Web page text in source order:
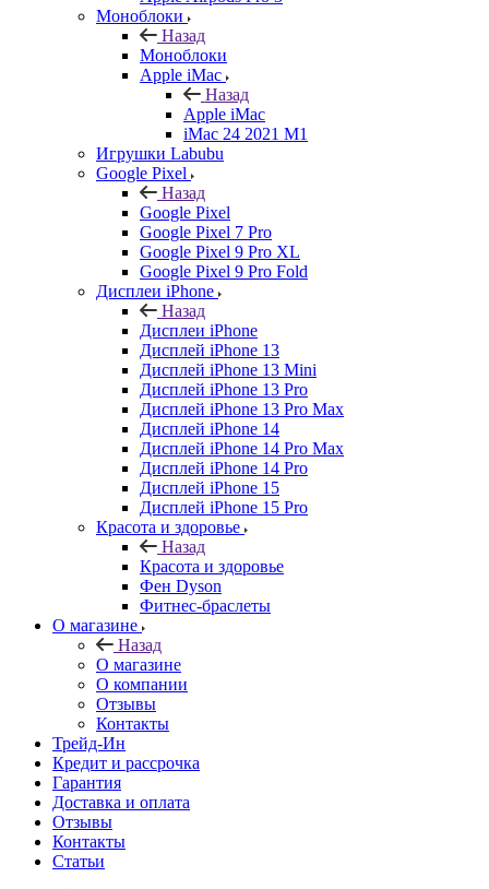
Моноблоки
Назад
Моноблоки
Apple iMac
Назад
Apple iMac
iMac 24 2021 M1
Игрушки Labubu
Google Pixel
Назад
Google Pixel
Google Pixel 7 Pro
Google Pixel 9 Pro XL
Google Pixel 9 Pro Fold
Дисплеи iPhone
Назад
Дисплеи iPhone
Дисплей iPhone 13
Дисплей iPhone 13 Mini
Дисплей iPhone 13 Pro
Дисплей iPhone 13 Pro Max
Дисплей iPhone 14
Дисплей iPhone 14 Pro Max
Дисплей iPhone 14 Pro
Дисплей iPhone 15
Дисплей iPhone 15 Pro
Красота и здоровье
Назад
Красота и здоровье
Фен Dyson
Фитнес-браслеты
О магазине
Назад
О магазине
О компании
Отзывы
Контакты
Трейд-Ин
Кредит и рассрочка
Гарантия
Доставка и оплата
Отзывы
Контакты
Статьи